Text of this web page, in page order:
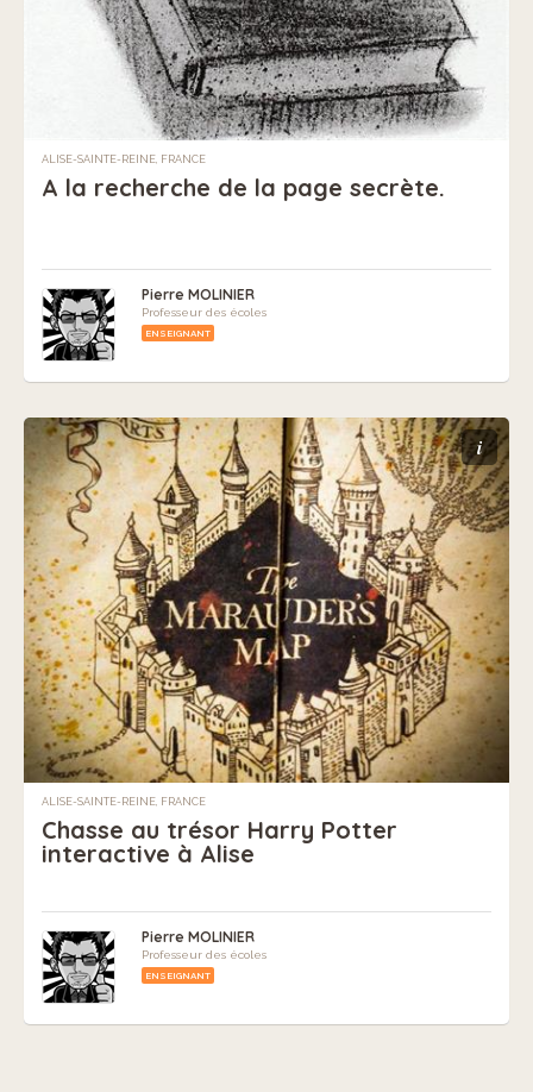
ALISE-SAINTE-REINE, FRANCE
A la recherche de la page secrète.
Pierre MOLINIER
Professeur des écoles
ENSEIGNANT
i
ALISE-SAINTE-REINE, FRANCE
Chasse au trésor Harry Potter
interactive à Alise
Pierre MOLINIER
Professeur des écoles
ENSEIGNANT